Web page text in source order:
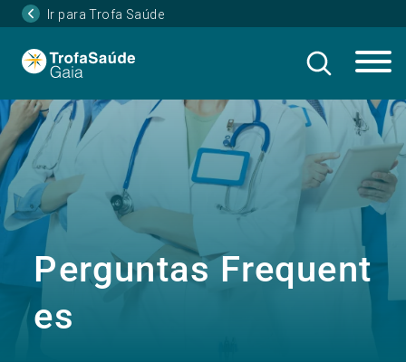
Ir para Trofa Saúde
Perguntas Frequent
es